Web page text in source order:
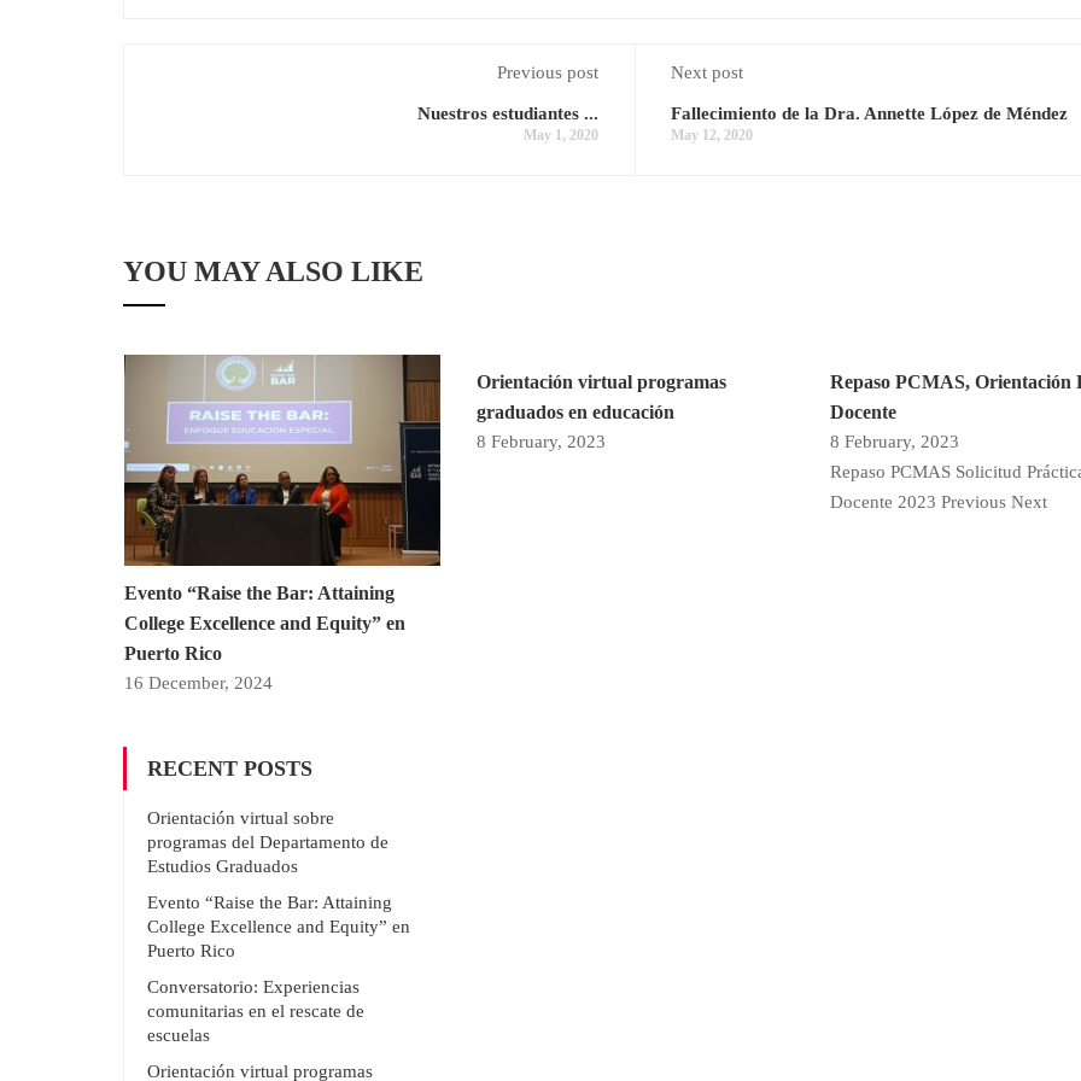
Previous post
Nuestros estudiantes ...
May 1, 2020
Next post
Fallecimiento de la Dra. Annette López de Méndez
May 12, 2020
YOU MAY ALSO LIKE
Evento “Raise the Bar: Attaining
College Excellence and Equity” en
Puerto Rico
16 December, 2024
Orientación virtual programas
graduados en educación
8 February, 2023
Repaso PCMAS, Orientación
Docente
8 February, 2023
Repaso PCMAS Solicitud
Docente 2023 Previous Next
RECENT POSTS
Orientación virtual sobre
programas del Departamento de
Estudios Graduados
Evento “Raise the Bar: Attaining
College Excellence and Equity” en
Puerto Rico
Conversatorio: Experiencias
comunitarias en el rescate de
escuelas
Orientación virtual programas